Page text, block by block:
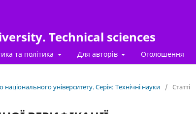
Technical sciences
та політика Для авторів Оголошення
університету. Серія: Технічні науки / Статті